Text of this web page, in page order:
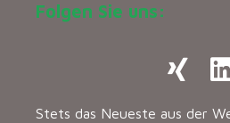
Folgen Sie uns:
Stets das Neueste aus der